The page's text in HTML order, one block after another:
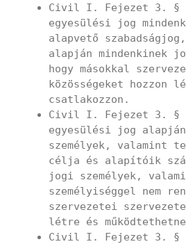
Civil I. Fejezet 3. §
egyesülési jog
alapvető
alapján mindenkinek
hogy másokkal
közösségeket hozzon
csatlakozzon.
Civil I. Fejezet 3. §
egyesülési jog
személyek, valamint
célja és alapítóik
jogi személyek,
személyiséggel nem
szervezetei
létre és
Civil I. Fejezet 3. §